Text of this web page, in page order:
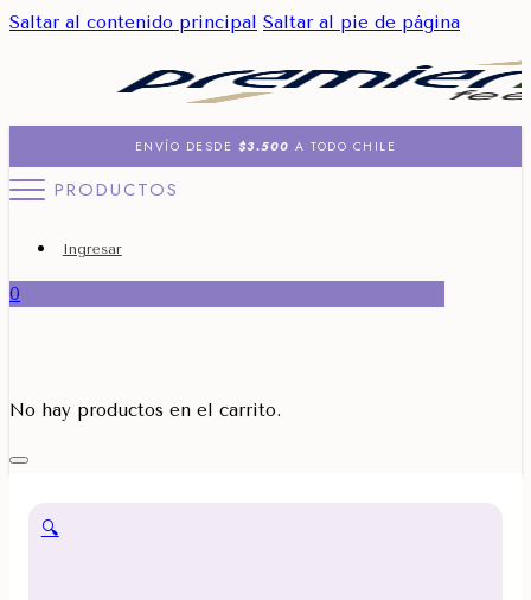
Saltar al contenido principal Saltar al pie de página
ENVÍO DESDE $3.500 A TODO CHILE
PRODUCTOS
Ingresar
0
No hay productos en el carrito.
🔍